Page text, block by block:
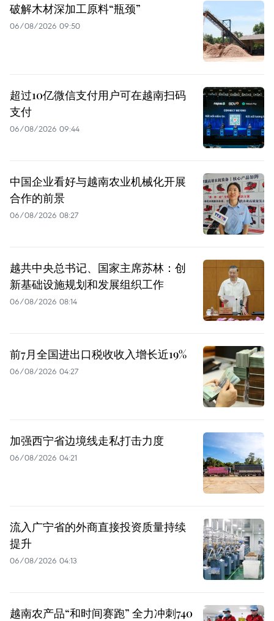
破解木材深加工原料“瓶颈”
06/08/2026 09:50
超过10亿微信支付用户可在越南扫码
支付
06/08/2026 09:44
中国企业看好与越南农业机械化开展
合作的前景
06/08/2026 08:27
越共中央总书记、国家主席苏林：创
新基础设施规划和发展组织工作
06/08/2026 08:14
前7月全国进出口税收收入增长近19%
06/08/2026 04:27
加强西宁省边境线走私打击力度
06/08/2026 04:21
流入广宁省的外商直接投资质量持续
提升
06/08/2026 04:13
越南农产品“和时间赛跑” 全力冲刺740